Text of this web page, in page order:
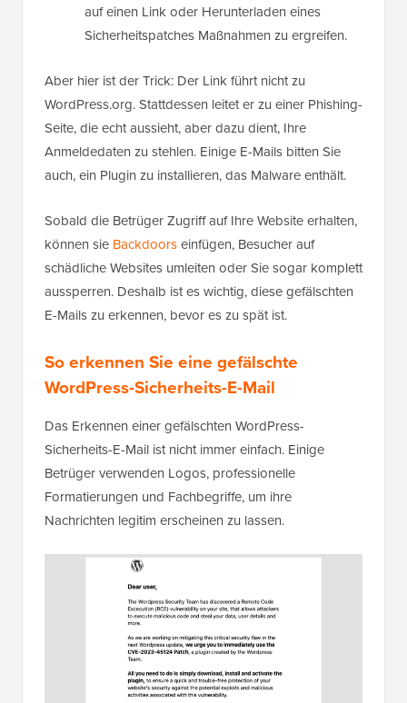
auf einen Link oder Herunterladen eines
Sicherheitspatches Maßnahmen zu ergreifen.
Aber hier ist der Trick: Der Link führt nicht zu
WordPress.org. Stattdessen leitet er zu einer Phishing-
Seite, die echt aussieht, aber dazu dient, Ihre
Anmeldedaten zu stehlen. Einige E-Mails bitten Sie
auch, ein Plugin zu installieren, das Malware enthält.
Sobald die Betrüger Zugriff auf Ihre Website erhalten,
können sie Backdoorseinfügen, Besucher auf
schädliche Websites umleiten oder Sie sogar komplett
aussperren. Deshalb ist es wichtig, diese gefälschten
E-Mails zu erkennen, bevor es zu spät ist.
So erkennen Sie eine gefälschte
WordPress-Sicherheits-E-Mail
Das Erkennen einer gefälschten WordPress-
Sicherheits-E-Mail ist nicht immer einfach. Einige
Betrüger verwenden Logos, professionelle
Formatierungen und Fachbegriffe, um ihre
Nachrichten legitim erscheinen zu lassen.